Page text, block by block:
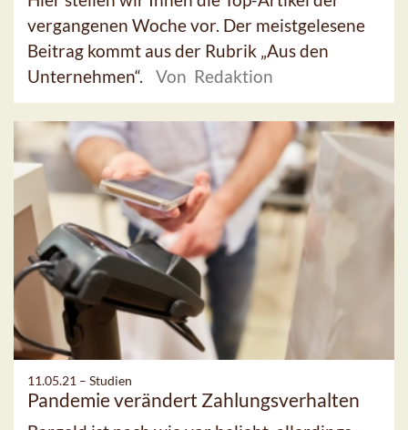
vergangenen Woche vor. Der meistgelesene
Beitrag kommt aus der Rubrik „Aus den
Unternehmen“.
Von Redaktion
11.05.21 – Studien
Pandemie verändert Zahlungsverhalten